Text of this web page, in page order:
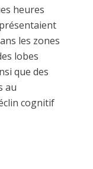
heures
les zones
lobes
que des
au
cognitif